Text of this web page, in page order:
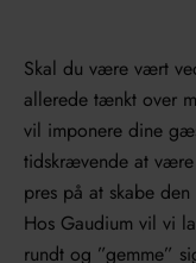
Skal du være vært
allerede tænkt over
vil imponere dine
tidskrævende at
pres på at skabe
Hos Gaudium vil vi
rundt og ”gemme”